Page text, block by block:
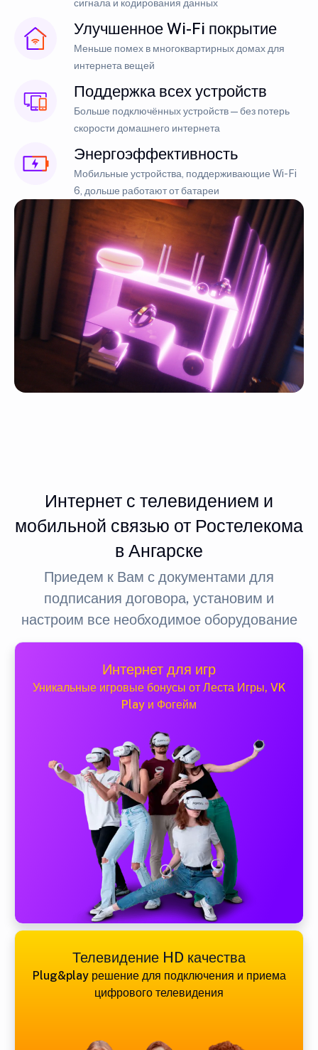
сигнала и кодирования данных
Улучшенное Wi-Fi покрытие
Меньше помех в многоквартирных домах для
интернета вещей
Поддержка всех устройств
Больше подключённых устройств — без потерь
скорости домашнего интернета
Энергоэффективность
Мобильные устройства, поддерживающие Wi-Fi
6, дольше работают от батареи
Интернет с телевидением и
мобильной связью от Ростелекома
в Ангарске
Приедем к Вам с документами для
подписания договора, установим и
настроим все необходимое оборудование
Интернет для игр
Уникальные игровые бонусы от Леста Игры, VK
Play и Фогейм
Телевидение HD качества
Plug&play решение для подключения и приема
цифрового телевидения